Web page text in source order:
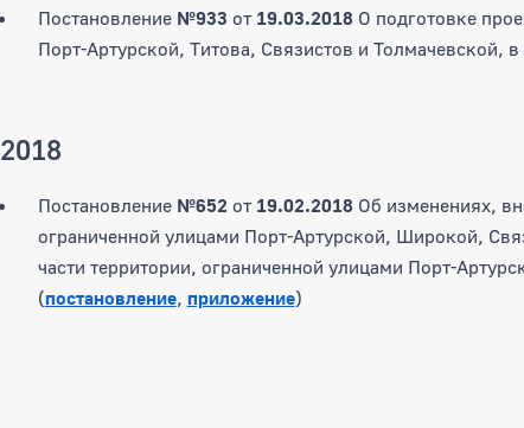
Постановление №933 от 19.03.2018О подготовке
Порт-Артурской, Титова, Связистов и Толмачевской,
2018
Постановление №652 от 19.02.2018Об изменениях,
ограниченной улицами Порт-Артурской, Широкой,
части территории, ограниченной улицами Порт-
(постановление, приложение)